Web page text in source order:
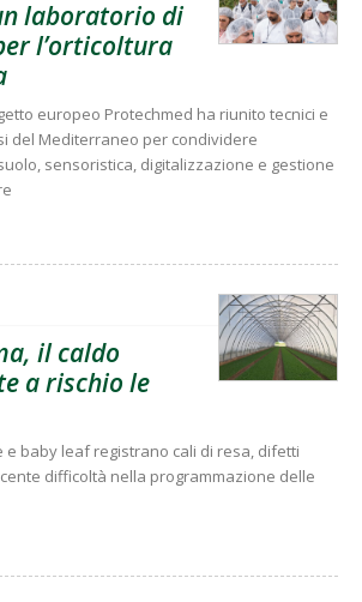
laboratorio di
l’orticoltura
europeo Protechmed ha riunito tecnici e
del Mediterraneo per condividere
sensoristica, digitalizzazione e gestione
il caldo
a rischio le
e baby leaf registrano cali di resa, difetti
difficoltà nella programmazione delle